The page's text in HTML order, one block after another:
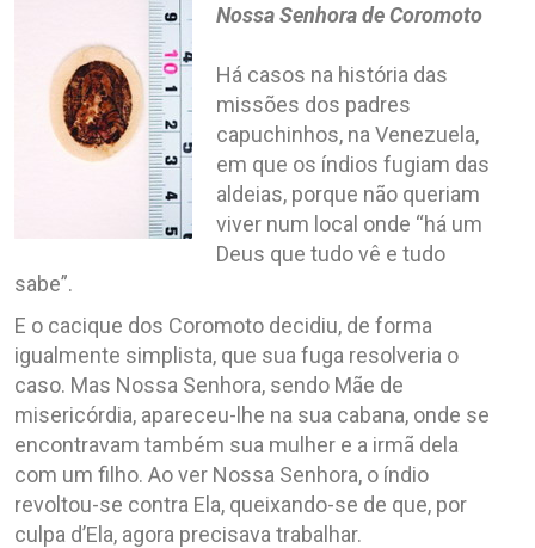
Nossa Senhora de Coromoto
Há casos na história das
missões dos padres
capuchinhos, na Venezuela,
em que os índios fugiam das
aldeias, porque não queriam
viver num local onde “há um
Deus que tudo vê e tudo
sabe”.
E o cacique dos Coromoto decidiu, de forma
igualmente simplista, que sua fuga resolveria o
caso. Mas Nossa Senhora, sendo Mãe de
misericórdia, apareceu-lhe na sua cabana, onde se
encontravam também sua mulher e a irmã dela
com um filho. Ao ver Nossa Senhora, o índio
revoltou-se contra Ela, queixando-se de que, por
culpa d’Ela, agora precisava trabalhar.